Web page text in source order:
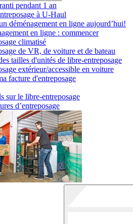
pendant 1 an
à U-Haul
déménagement en ligne aujourd’hui!
en ligne : commencer
climatisé
de VR, de voiture et de bateau
tailles d'unités de libre-entreposage
extérieur/accessible en voiture
facture d'entreposage
sur le libre-entreposage
d’entreposage